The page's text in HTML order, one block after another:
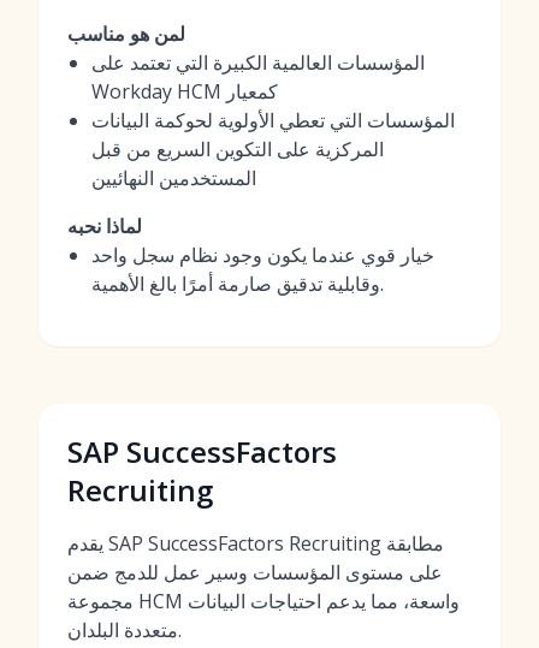
لمن هو مناسب
المؤسسات العالمية الكبيرة التي تعتمد على
Workday HCM كمعيار
المؤسسات التي تعطي الأولوية لحوكمة البيانات
المركزية على التكوين السريع من قبل
المستخدمين النهائيين
لماذا نحبه
خيار قوي عندما يكون وجود نظام سجل واحد
وقابلية تدقيق صارمة أمرًا بالغ الأهمية.
SAP SuccessFactors
Recruiting
يقدم SAP SuccessFactors Recruiting مطابقة
على مستوى المؤسسات وسير عمل للدمج ضمن
مجموعة HCM واسعة، مما يدعم احتياجات البيانات
متعددة البلدان.